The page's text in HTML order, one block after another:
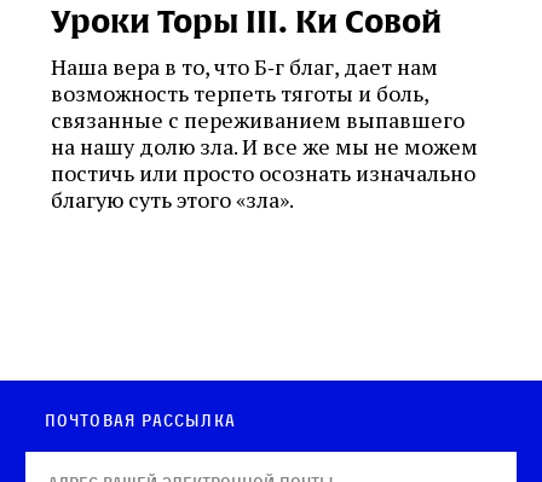
Уроки Торы III. Ки Совой
Наша вера в то, что Б‑г благ, дает нам
возможность терпеть тяготы и боль,
связанные с переживанием выпавшего
на нашу долю зла. И все же мы не можем
постичь или просто осознать изначально
благую суть этого «зла».
Почтовая рассылка